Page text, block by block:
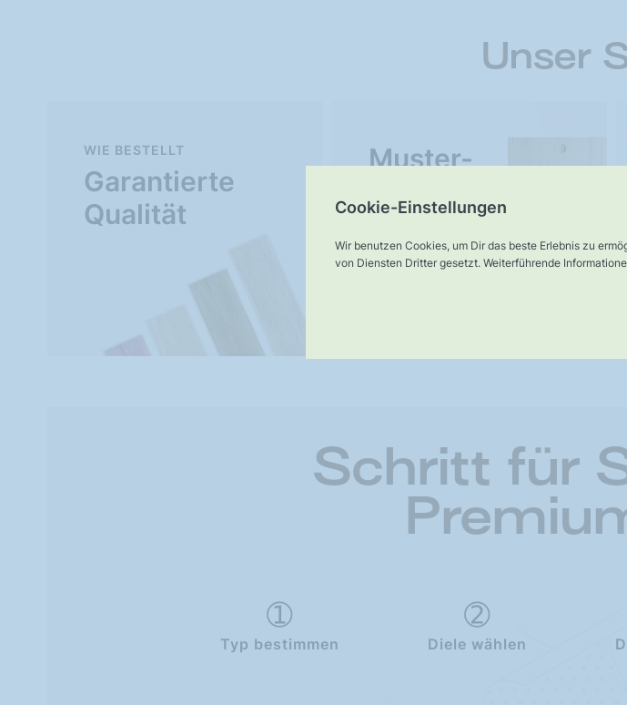
Cookie-Einstellungen
Wir benutzen Cookies, um Dir das beste Erlebnis zu
von Diensten Dritter gesetzt. Weiterführende
Unser
Garantierte
Qualität
WIE BESTELLT
Muster-
Schritt für
Typ bestimmen Diele wählen